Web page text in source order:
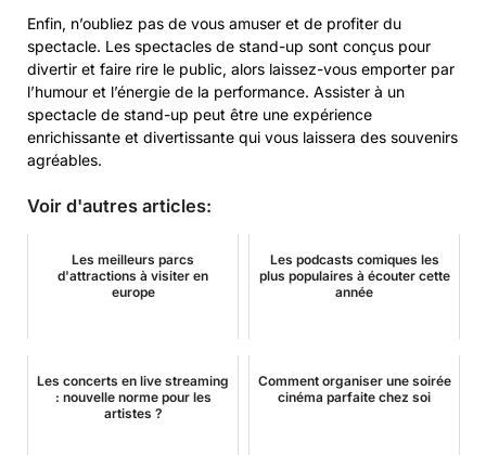
Enfin, n’oubliez pas de vous amuser et de profiter du
spectacle. Les spectacles de stand-up sont conçus pour
divertir et faire rire le public, alors laissez-vous emporter par
l’humour et l’énergie de la performance. Assister à un
spectacle de stand-up peut être une expérience
enrichissante et divertissante qui vous laissera des souvenirs
agréables.
Voir d'autres articles:
Les meilleurs parcs
d'attractions à visiter en
europe
Les podcasts comiques les
plus populaires à écouter cette
année
Les concerts en live streaming
: nouvelle norme pour les
artistes ?
Comment organiser une soirée
cinéma parfaite chez soi